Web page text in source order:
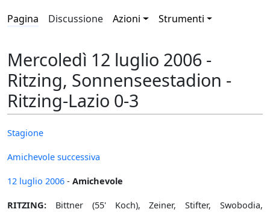
Pagina Discussione Azioni Strumenti
Mercoledì 12 luglio 2006 -
Ritzing, Sonnenseestadion -
Ritzing-Lazio 0-3
Stagione
Amichevole successiva
12 luglio 2006 - Amichevole
RITZING: Bittner (55' Koch), Zeiner, Stifter, Swobodia,